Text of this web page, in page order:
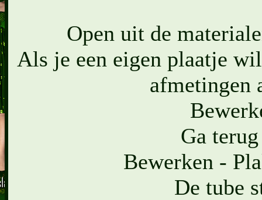
Open uit de
Als je een eigen plaatje
afmetingen
Ga
Bewerken -
De tube